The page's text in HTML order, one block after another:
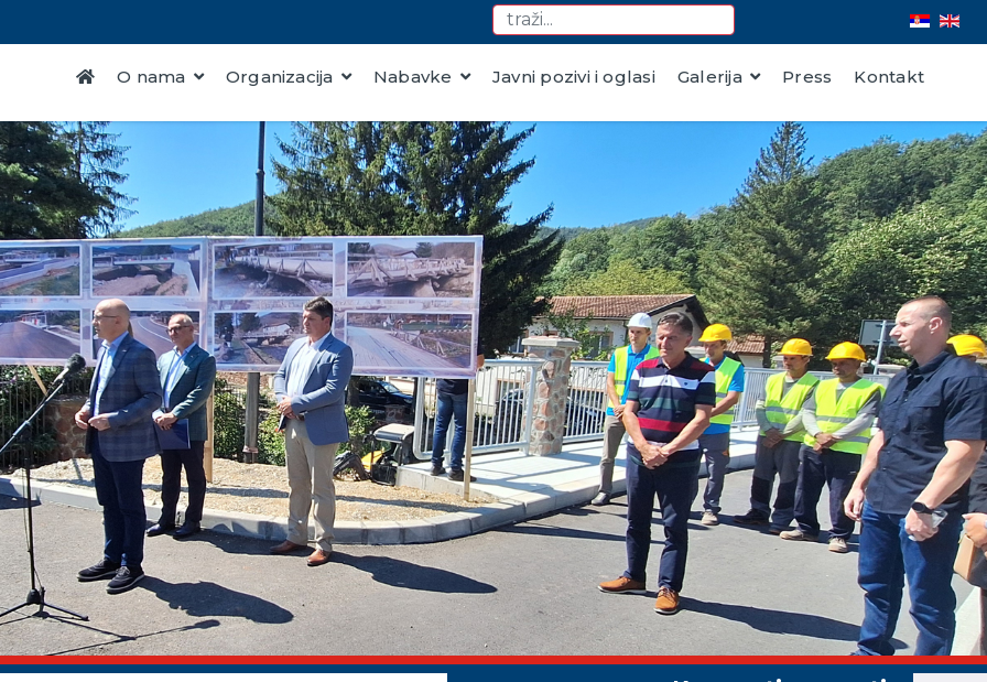
O nama Organizacija Nabavke Javni pozivi i oglasi Galerija Press Kontakt